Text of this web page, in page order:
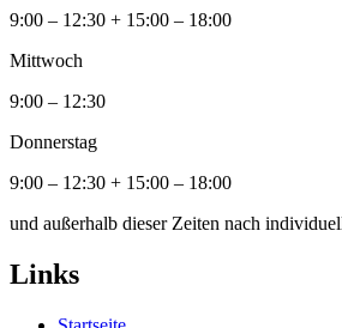
9:00 – 12:30 + 15:00 – 18:00
Mittwoch
9:00 – 12:30
Donnerstag
9:00 – 12:30 + 15:00 – 18:00
und außerhalb dieser Zeiten nach
Links